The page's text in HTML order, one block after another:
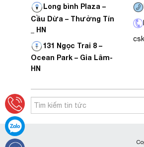
Long bình Plaza –
Cầu Dừa – Thường Tín
_ HN
131 Ngọc Trai 8 –
Ocean Park – Gia Lâm-
HN